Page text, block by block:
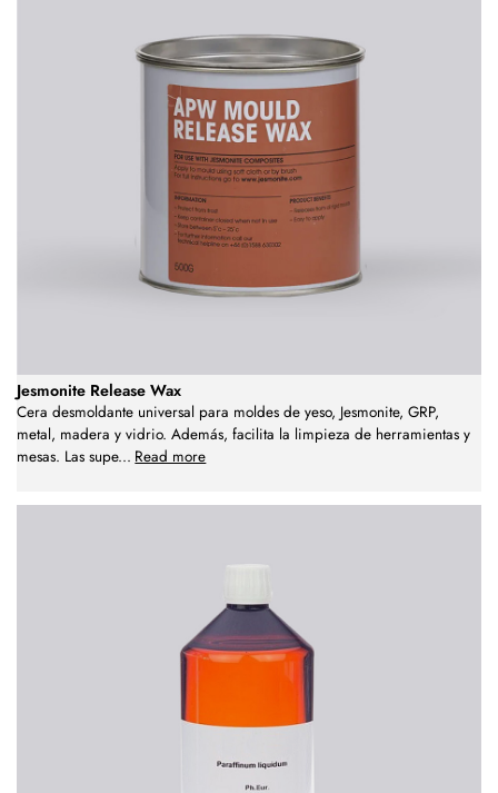
Jesmonite Release Wax
Cera desmoldante universal para moldes de yeso, Jesmonite, GRP,
metal, madera y vidrio. Además, facilita la limpieza de herramientas y
mesas. Las supe... Read more